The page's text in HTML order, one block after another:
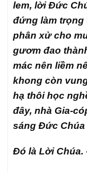
lem, lời Đức
đứng làm trọng
phân xử cho
gươm đao
mác nên liềm
khong còn
hạ thôi học
đây, nhà Gia-
sáng Đức
Đó là Lời Chúa.